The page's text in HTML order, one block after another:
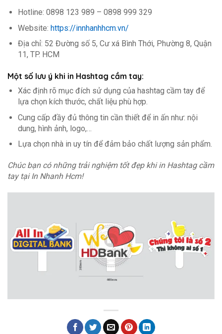
Hotline: 0898 123 989 – 0898 999 329
Website: https://innhanhhcm.vn/
Địa chỉ: 52 Đường số 5, Cư xá Bình Thới, Phường 8, Quận
11, TP. HCM
Một số lưu ý khi in Hashtag cầm tay:
Xác định rõ mục đích sử dụng của hashtag cầm tay để
lựa chọn kích thước, chất liệu phù hợp.
Cung cấp đầy đủ thông tin cần thiết để in ấn như: nội
dung, hình ảnh, logo,…
Lựa chọn nhà in uy tín để đảm bảo chất lượng sản phẩm.
Chúc bạn có những trải nghiệm tốt đẹp khi in Hashtag cầm
tay tại In Nhanh Hcm!